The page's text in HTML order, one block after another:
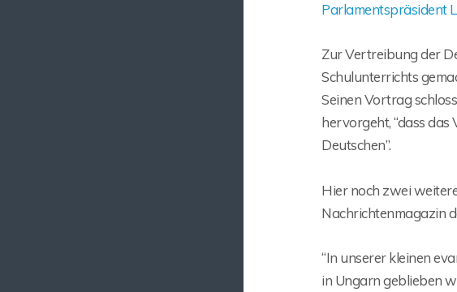
Parlamentspräsident
Zur Vertreibung der
Schulunterrichts
Seinen Vortrag
hervorgeht, “dass das
Deutschen”.
Hier noch zwei
Nachrichtenmagazin
“In unserer kleinen
in Ungarn geblieben